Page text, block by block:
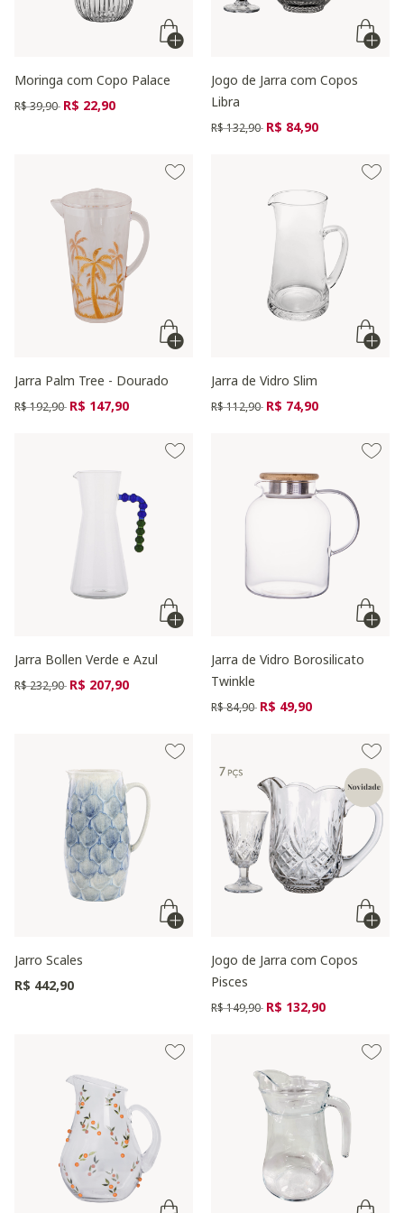
Moringa com Copo Palace
Preço reduzido de
R$ 39,90 para
R$ 22,90
Jogo de Jarra com Copos
Libra
Preço reduzido de
R$ 132,90 para
R$ 84,90
Jarra Palm Tree - Dourado
Preço reduzido de
R$ 192,90 para
R$ 147,90
Jarra de Vidro Slim
Preço reduzido de
R$ 112,90 para
R$ 74,90
Jarra Bollen Verde e Azul
Preço reduzido de
R$ 232,90 para
R$ 207,90
Jarra de Vidro Borosilicato
Twinkle
Preço reduzido de
R$ 84,90 para
R$ 49,90
Jarro Scales
R$ 442,90
Jogo de Jarra com Copos
Pisces
Preço reduzido de
R$ 149,90 para
R$ 132,90